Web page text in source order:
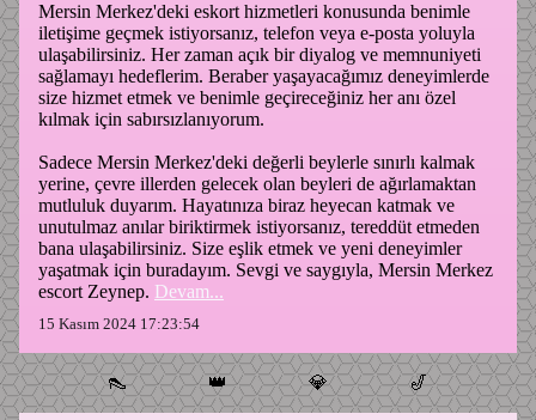
Mersin Merkez'deki eskort hizmetleri konusunda benimle
iletişime geçmek istiyorsanız, telefon veya e-posta yoluyla
ulaşabilirsiniz. Her zaman açık bir diyalog ve memnuniyeti
sağlamayı hedeflerim. Beraber yaşayacağımız deneyimlerde
size hizmet etmek ve benimle geçireceğiniz her anı özel
kılmak için sabırsızlanıyorum.
Sadece Mersin Merkez'deki değerli beylerle sınırlı kalmak
yerine, çevre illerden gelecek olan beyleri de ağırlamaktan
mutluluk duyarım. Hayatınıza biraz heyecan katmak ve
unutulmaz anılar biriktirmek istiyorsanız, tereddüt etmeden
bana ulaşabilirsiniz. Size eşlik etmek ve yeni deneyimler
yaşatmak için buradayım. Sevgi ve saygıyla, Mersin Merkez
escort Zeynep. Devam...
15 Kasım 2024 17:23:54
👠 👑 💎 🎷